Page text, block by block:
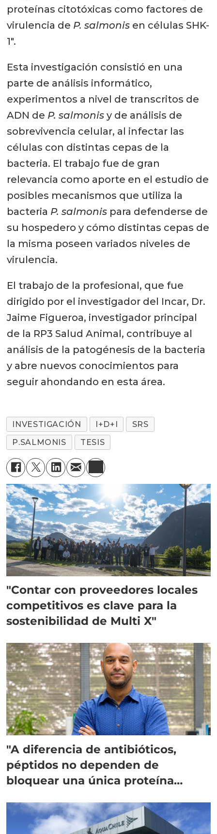
proteínas citotóxicas como factores de
virulencia de P. salmonisen células SHK-
1".
Esta investigación consistió en una
parte de análisis informático,
experimentos a nivel de transcritos de
ADN de P. salmonisy de análisis de
sobrevivencia celular, al infectar las
células con distintas cepas de la
bacteria. El trabajo fue de gran
relevancia como aporte en el estudio de
posibles mecanismos que utiliza la
bacteria P. salmonispara defenderse de
su hospedero y cómo distintas cepas de
la misma poseen variados niveles de
virulencia.
El trabajo de la profesional, que fue
dirigido por el investigador del Incar, Dr.
Jaime Figueroa, investigador principal
de la RP3 Salud Animal, contribuye al
análisis de la patogénesis de la bacteria
y abre nuevos conocimientos para
seguir ahondando en esta área.
INVESTIGACIÓN I+D+I
SRS
P.SALMONIS
TESIS
"Contar con proveedores locales
competitivos es clave para la
sostenibilidad de Multi X"
"A diferencia de antibióticos,
péptidos no dependen de
bloquear una única proteína